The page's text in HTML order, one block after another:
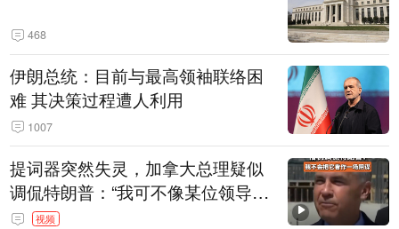
468
伊朗总统：目前与最高领袖联络困
难 其决策过程遭人利用
1007
提词器突然失灵，加拿大总理疑似
调侃特朗普：“我可不像某位领导
人，把这当成一场阴谋”，全场哄笑
视频